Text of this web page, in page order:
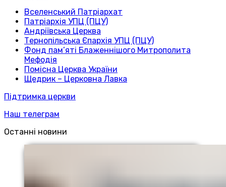
Вселенський Патріархат
Патріархія УПЦ (ПЦУ)
Андріївська Церква
Тернопільська Єпархія УПЦ (ПЦУ)
Фонд пам’яті Блаженнішого Митрополита
Мефодія
Помісна Церква України
Щедрик – Церковна Лавка
Підтримка церкви
Наш телеграм
Останні новини